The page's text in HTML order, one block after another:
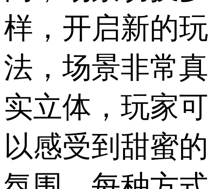
样，开启新的玩
法，场景非常真
实立体，玩家可
以感受到甜蜜的